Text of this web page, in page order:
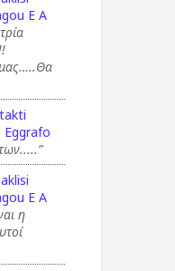
E A
μας…..Θα
Eggrafo
E A
η